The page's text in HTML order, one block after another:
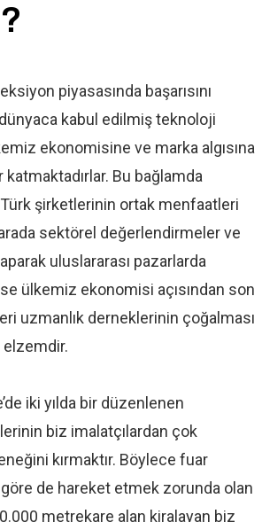
piyasasında başarısını
kabul edilmiş teknoloji
ekonomisine ve marka algısına
Bu bağlamda
şirketlerinin ortak menfaatleri
sektörel değerlendirmeler ve
uluslararası pazarlarda
ülkemiz ekonomisi açısından son
uzmanlık derneklerinin çoğalması
iki yılda bir düzenlenen
biz imalatçılardan çok
kırmaktır. Böylece fuar
de hareket etmek zorunda olan
metrekare alan kiralayan biz